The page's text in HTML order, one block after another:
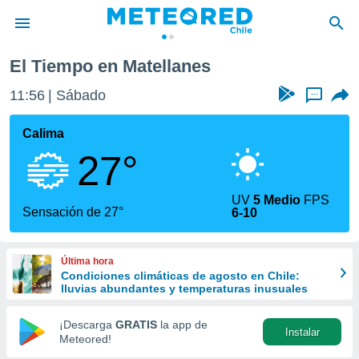
de
por
que se
calidad.
a este
las
y
forma
digital
basada
El Tiempo en Matellanes
11:56 Sábado ...
Calima
27°
Sensación de 27°
UV5 Medio FPS
6-10
Última hora
Condiciones climáticas de agosto en Chile:
lluvias abundantes y temperaturas inusuales
¡Descarga GRATIS la app de
Meteored!
Instalar